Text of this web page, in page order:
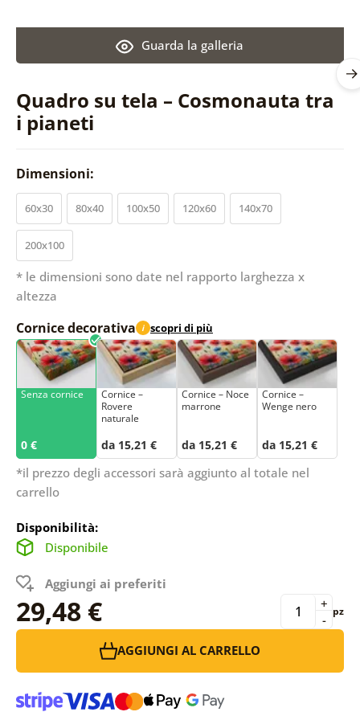
Quadro su tela – Cosmonauta tra
i pianeti
Guarda la galleria
Dimensioni:
60x30 80x40 100x50 120x60 140x70
200x100
* le dimensioni sono date nel rapporto larghezza x
altezza
Cornice decorativa i scopri di più
Senza cornice
0 €
Cornice –
Rovere
naturale
da 15,21 €
Cornice – Noce
marrone
da 15,21 €
Cornice –
Wenge nero
da 15,21 €
*il prezzo degli accessori sarà aggiunto al totale nel
carrello
Disponibilità:
Disponibile
Aggiungi ai preferiti
29,48 € -
+ pz
AGGIUNGI AL CARRELLO